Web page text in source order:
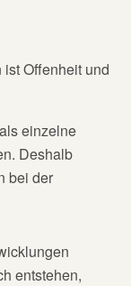
Offenheit und
einzelne
Deshalb
bei der
entstehen,